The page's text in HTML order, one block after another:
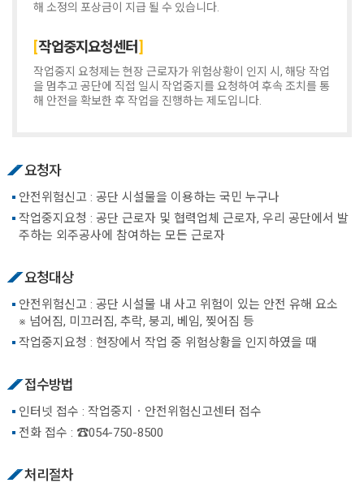
해 소정의 포상금이 지급 될 수 있습니다.
작업중지요청센터
작업중지 요청제는 현장 근로자가 위험상황이 인지 시, 해당 작업
을 멈추고 공단에 직접 일시 작업중지를 요청하여 후속 조치를 통
해 안전을 확보한 후 작업을 진행하는 제도입니다.
요청자
안전위험신고 : 공단 시설물을 이용하는 국민 누구나
작업중지요청 : 공단 근로자 및 협력업체 근로자, 우리 공단에서 발
주하는 외주공사에 참여하는 모든 근로자
요청대상
안전위험신고 : 공단 시설물 내 사고 위험이 있는 안전 유해 요소
※ 넘어짐, 미끄러짐, 추락, 붕괴, 베임, 찢어짐 등
작업중지요청 : 현장에서 작업 중 위험상황을 인지하였을 때
접수방법
인터넷 접수 : 작업중지ㆍ안전위험신고센터 접수
전화 접수 : ☎054-750-8500
처리절차